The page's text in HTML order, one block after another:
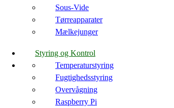
Sous-Vide
Tørreapparater
Mælkejunger
Styring og Kontrol
Temperaturstyring
Fugtighedsstyring
Overvågning
Raspberry Pi